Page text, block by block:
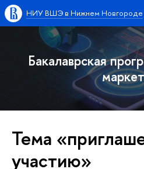
НИУ ВШЭ в Нижнем Новгороде
Бакалаврская
Тема
участию»